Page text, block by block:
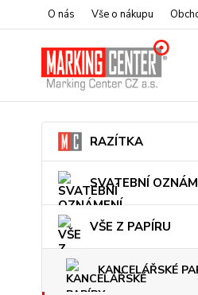
O nás Vše o nákupu
RAZÍTKA
SVATEBNÍ
VŠE Z PAPÍRU
KANCELÁŘSKÉ